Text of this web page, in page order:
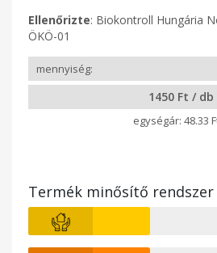
Ellenőrizte: Biokontroll Hungária
ÖKÖ-01
1450 Ft / db
48.33
Termék minősítő rendszer